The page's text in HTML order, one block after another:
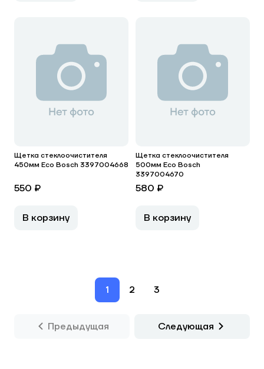
Щетка стеклоочистителя
450мм Eco Bosch 3397004668
550 ₽
В корзину
Щетка стеклоочистителя
500мм Eco Bosch
3397004670
580 ₽
В корзину
1 2 3
Предыдущая Следующая